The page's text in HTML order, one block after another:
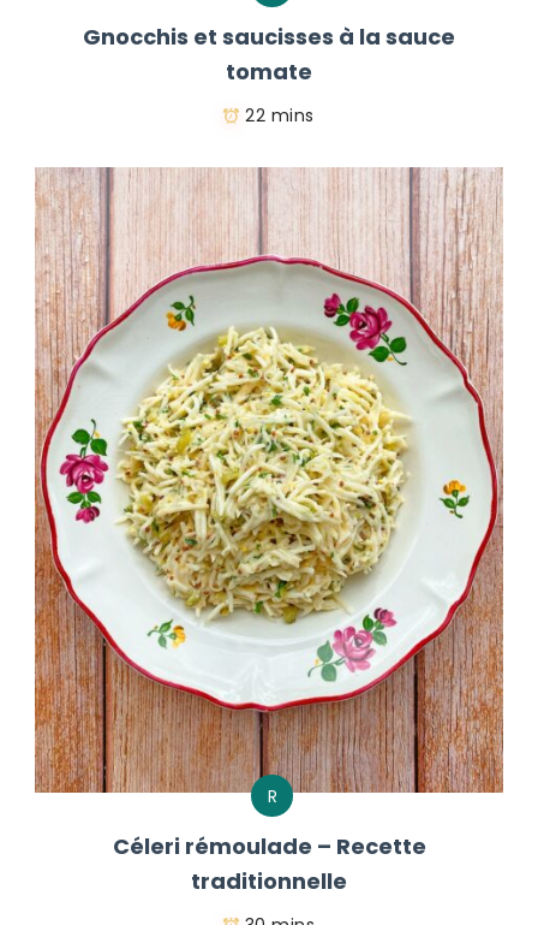
Gnocchis et saucisses à la sauce
tomate
22 mins
R
Céleri rémoulade – Recette
traditionnelle